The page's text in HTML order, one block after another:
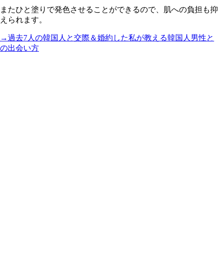
またひと塗りで発色させることができるので、肌への負担も抑
えられます。
→過去7人の韓国人と交際＆婚約した私が教える韓国人男性と
の出会い方